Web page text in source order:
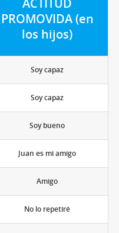
ACTITUD
PROMOVIDA (en
los hijos)
Soy capaz
Soy capaz
Soy bueno
Juan es mi amigo
Amigo
No lo repetiré